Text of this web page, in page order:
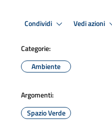
Condividi Vedi azioni
Categorie:
Ambiente
Argomenti:
Spazio Verde